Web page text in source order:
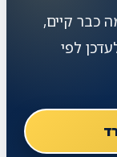
כבר קיים,
לפי